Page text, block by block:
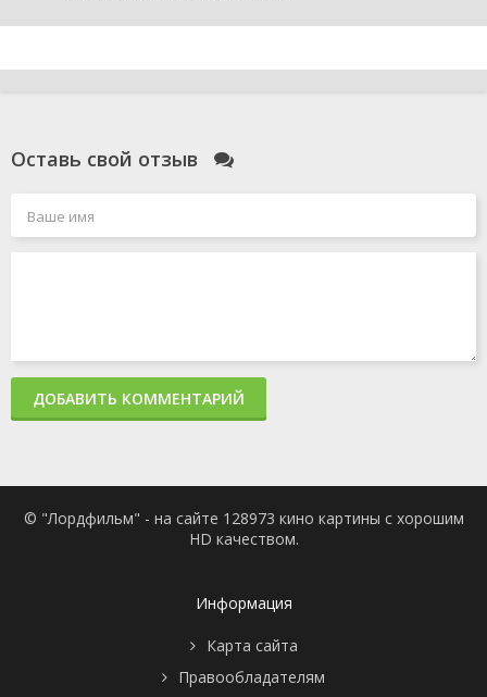
Оставь свой отзыв
ДОБАВИТЬ КОММЕНТАРИЙ
© "Лордфильм" - на сайте 128973 кино картины с хорошим
HD качеством.
Информация
Карта сайта
Правообладателям